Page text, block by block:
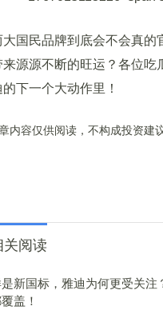
民品牌到底会不会真的官
源源不断的旺运？各位吃
下一个大动作里！
容仅供阅读，不构成投资建议
关阅读
新国标，雅迪为何更受关注
盖！